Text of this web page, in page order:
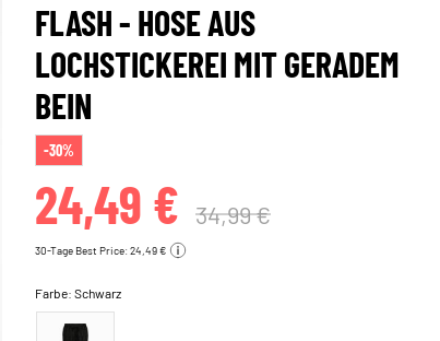
FLASH - HOSE AUS
LOCHSTICKEREI MIT GERADEM
BEIN
-30%
24,49 € 34,99 €
30-Tage Best Price: 24,49 €
Farbe:Schwarz